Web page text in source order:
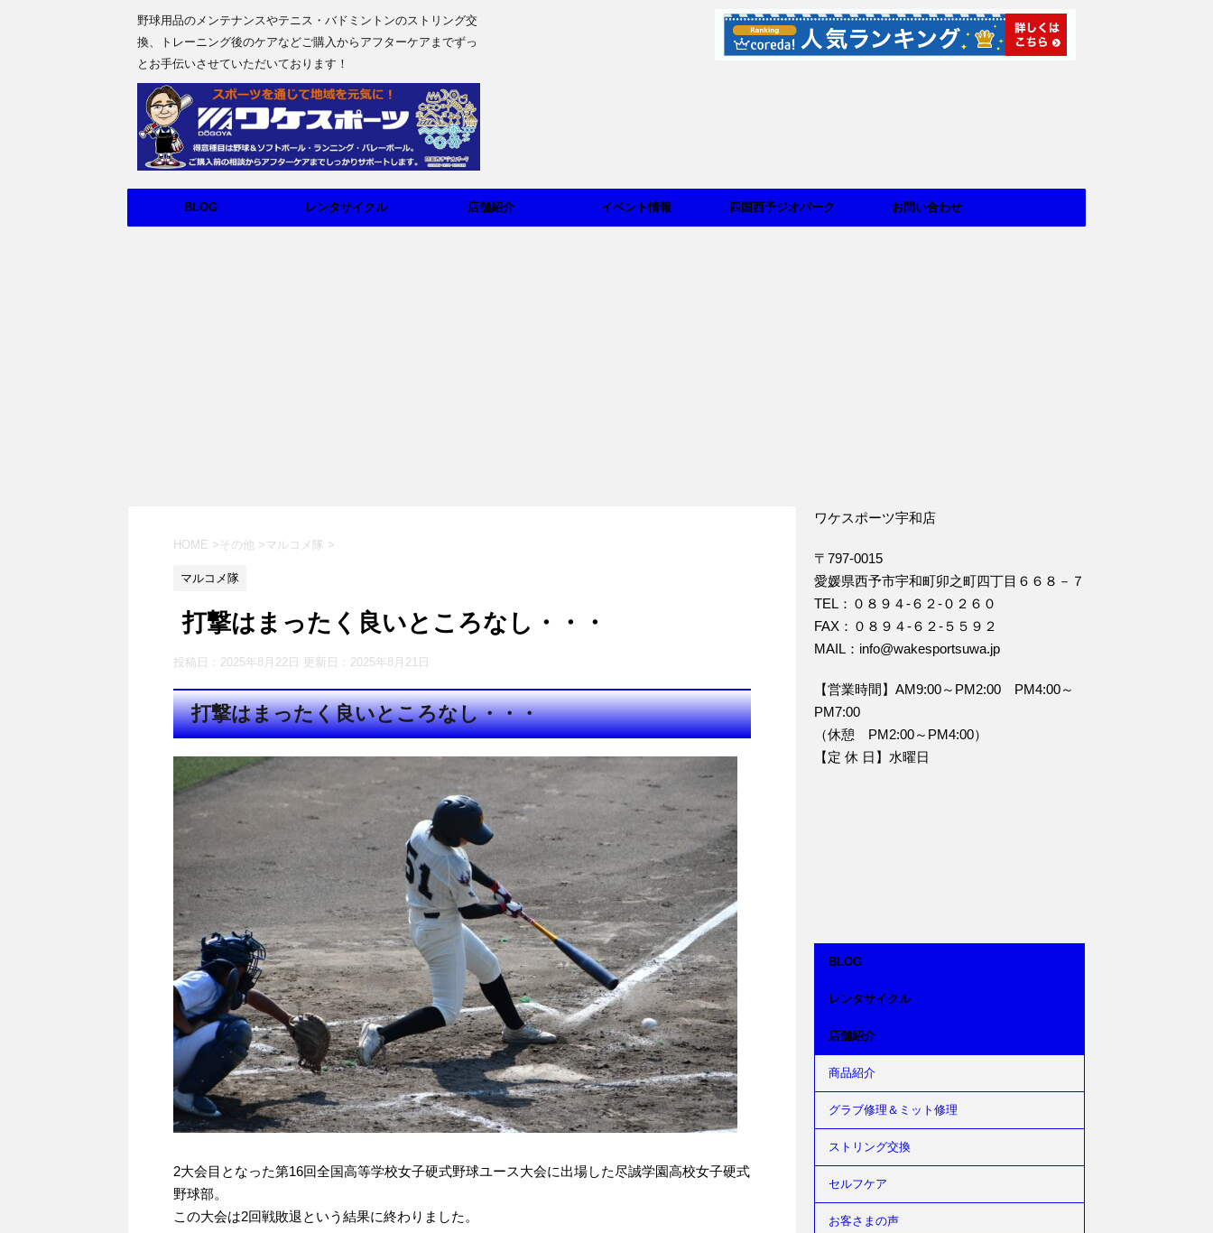
野球用品のメンテナンスやテニス・バドミントンのストリング交
換、トレーニング後のケアなどご購入からアフターケアまでずっ
とお手伝いさせていただいております！
BLOG レンタサイクル 店舗紹介 イベント情報 四国西予ジオパーク お問い合わせ
HOME > その他 >マルコメ隊 >
マルコメ隊
打撃はまったく良いところなし・・・
投稿日：2025年8月22日 更新日： 2025年8月21日
打撃はまったく良いところなし・・・
2大会目となった第16回全国高等学校女子硬式野球ユース大会に出場した尽誠学園高校女子硬式
野球部。
この大会は2回戦敗退という結果に終わりました。
ワケスポーツ宇和店
〒797-0015
愛媛県西予市宇和町卯之町四丁目６６８－７
TEL：０８９４‐６２‐０２６０
FAX：０８９４‐６２‐５５９２
MAIL：info@wakesportsuwa.jp
【営業時間】AM9:00～PM2:00 PM4:00～
PM7:00
（休憩 PM2:00～PM4:00）
【定 休 日】水曜日
BLOG
レンタサイクル
店舗紹介
商品紹介
グラブ修理＆ミット修理
ストリング交換
セルフケア
お客さまの声